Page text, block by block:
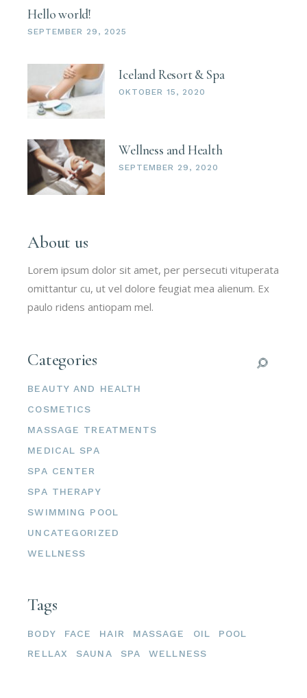
Hello world!
SEPTEMBER 29, 2025
Iceland Resort & Spa
OKTOBER 15, 2020
Wellness and Health
SEPTEMBER 29, 2020
About us
Lorem ipsum dolor sit amet, per persecuti vituperata
omittantur cu, ut vel dolore feugiat mea alienum. Ex
paulo ridens antiopam mel.
Categories
BEAUTY AND HEALTH
COSMETICS
MASSAGE TREATMENTS
MEDICAL SPA
SPA CENTER
SPA THERAPY
SWIMMING POOL
UNCATEGORIZED
WELLNESS
Tags
BODY FACE HAIR MASSAGE OIL
POOL
RELLAX
SAUNA SPA WELLNESS